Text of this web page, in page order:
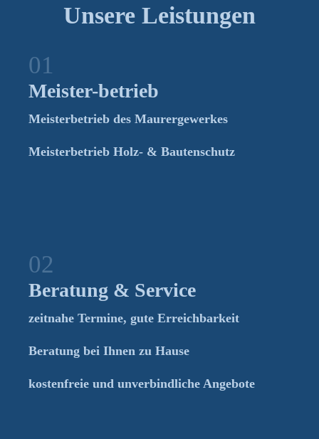
Unsere Leistungen
Meister-betrieb
Meisterbetrieb des Maurergewerkes
Meisterbetrieb Holz- & Bautenschutz
Beratung & Service
zeitnahe Termine, gute Erreichbarkeit
Beratung bei Ihnen zu Hause
kostenfreie und unverbindliche Angebote